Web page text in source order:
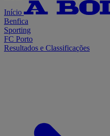
Início
Benfica
Sporting
FC Porto
Resultados e Classificações